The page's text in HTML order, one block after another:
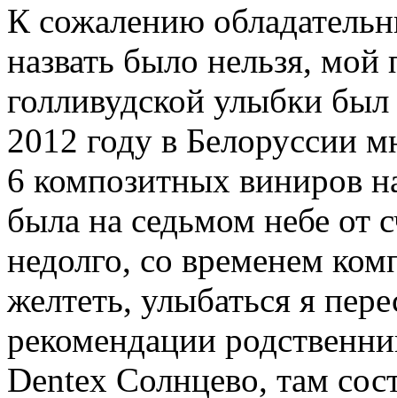
К сожалению
назвать было нельзя,
голливудской улыбки
2012 году в Белоруссии
6 композитных виниров
была на седьмом небе от
недолго, со временем
желтеть, улыбаться я
рекомендации
Dentex Солнцево, там